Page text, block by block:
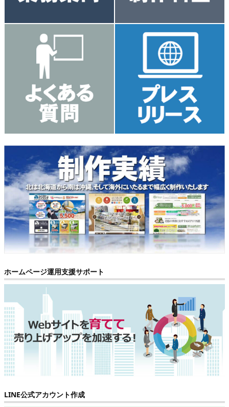
ホームページ運用支援サポート
LINE公式アカウント作成